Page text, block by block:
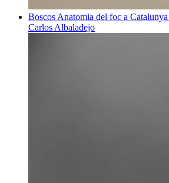
Boscos Anatomia del foc a Catalunya
Carlos Albaladejo